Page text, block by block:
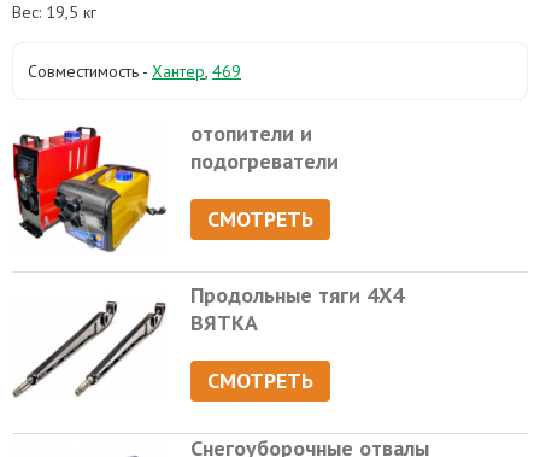
Вес: 19,5 кг
Совместимость - Хантер, 469
отопители и
подогреватели
СМОТРЕТЬ
Продольные тяги 4Х4
ВЯТКА
СМОТРЕТЬ
Снегоуборочные отвалы